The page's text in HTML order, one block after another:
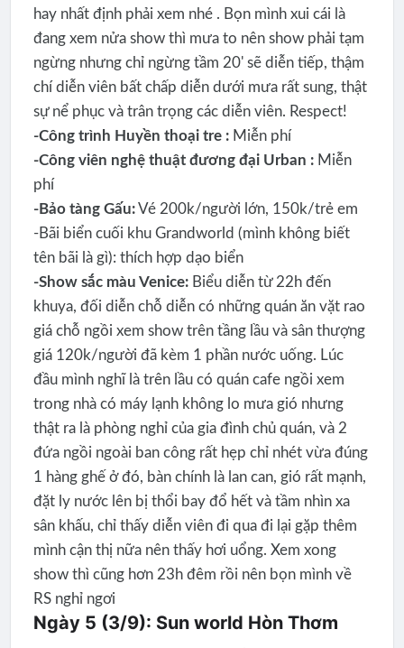
hay nhất định phải xem nhé . Bọn mình xui cái là
đang xem nửa show thì mưa to nên show phải tạm
ngừng nhưng chỉ ngừng tầm 20' sẽ diễn tiếp, thậm
chí diễn viên bất chấp diễn dưới mưa rất sung, thật
sự nể phục và trân trọng các diễn viên. Respect!
-Công trình Huyền thoại tre :Miễn phí
-Công viên nghệ thuật đương đại Urban :Miễn
phí
-Bảo tàng Gấu:Vé 200k/người lớn, 150k/trẻ em
-Bãi biển cuối khu Grandworld (mình không biết
tên bãi là gì): thích hợp dạo biển
-Show sắc màu Venice:Biểu diễn từ 22h đến
khuya, đối diễn chỗ diễn có những quán ăn vặt rao
giá chỗ ngồi xem show trên tầng lầu và sân thượng
giá 120k/người đã kèm 1 phần nước uống. Lúc
đầu mình nghĩ là trên lầu có quán cafe ngồi xem
trong nhà có máy lạnh không lo mưa gió nhưng
thật ra là phòng nghỉ của gia đình chủ quán, và 2
đứa ngồi ngoài ban công rất hẹp chỉ nhét vừa đúng
1 hàng ghế ở đó, bàn chính là lan can, gió rất mạnh,
đặt ly nước lên bị thổi bay đổ hết và tầm nhìn xa
sân khấu, chỉ thấy diễn viên đi qua đi lại gặp thêm
mình cận thị nữa nên thấy hơi uổng. Xem xong
show thì cũng hơn 23h đêm rồi nên bọn mình về
RS nghỉ ngơi
Ngày 5 (3/9): Sun world Hòn Thơm